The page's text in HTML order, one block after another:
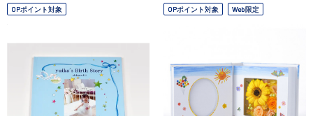
OPポイント対象 OPポイント対象 Web限定